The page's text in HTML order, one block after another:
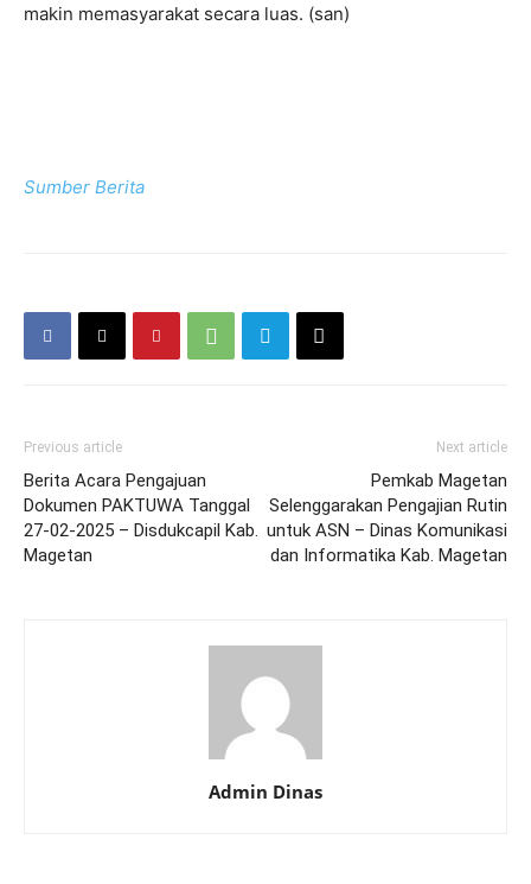
makin memasyarakat secara luas. (san)
Sumber Berita
Previous article
Berita Acara Pengajuan
Dokumen PAKTUWA Tanggal
27-02-2025 – Disdukcapil Kab.
Magetan
Next article
Pemkab Magetan
Selenggarakan Pengajian Rutin
untuk ASN – Dinas Komunikasi
dan Informatika Kab. Magetan
Admin Dinas